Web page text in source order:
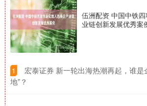
伍洲配资 中国中铁
业链创新发展优秀案
1
宏泰证券 新一轮出海热潮再起，谁是
地”？